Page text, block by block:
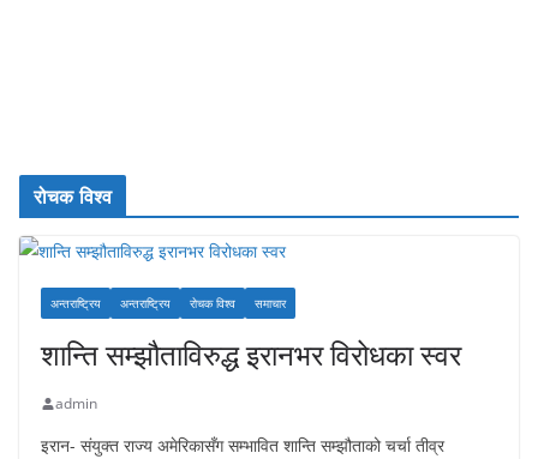
रोचक विश्व
अन्तराष्ट्रिय अन्तराष्ट्रिय रोचक विश्व समाचार
शान्ति सम्झौताविरुद्ध इरानभर विरोधका स्वर
admin
इरान- संयुक्त राज्य अमेरिकासँग सम्भावित शान्ति सम्झौताको चर्चा तीव्र